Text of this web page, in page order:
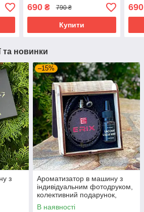
690₴ 790 ₴
Купити
690
та новинки
з
–15%
Ароматизатор в машину з
індивідуальним фотодруком,
колективний подарунок,
шефу, другу, чоловіку
В наявності